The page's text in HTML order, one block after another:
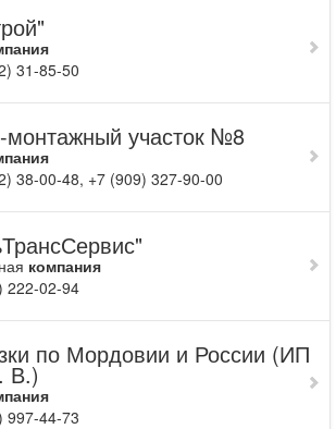
31-85-50
монтажный участок №8
38-00-48, +7 (909) 327-90-00
компания
222-02-94
по Мордовии и России (ИП
В.)
997-44-73